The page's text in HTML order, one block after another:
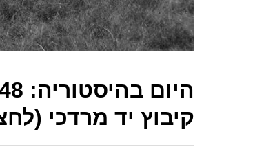
קיבוץ יד מרדכי